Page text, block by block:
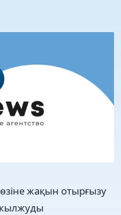
жақын отырғызу